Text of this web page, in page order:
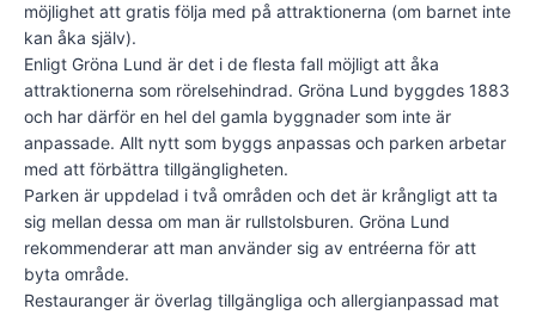
möjlighet att gratis följa med på attraktionerna (om barnet inte
kan åka själv).
Enligt Gröna Lund är det i de flesta fall möjligt att åka
attraktionerna som rörelsehindrad. Gröna Lund byggdes 1883
och har därför en hel del gamla byggnader som inte är
anpassade. Allt nytt som byggs anpassas och parken arbetar
med att förbättra tillgängligheten.
Parken är uppdelad i två områden och det är krångligt att ta
sig mellan dessa om man är rullstolsburen. Gröna Lund
rekommenderar att man använder sig av entréerna för att
byta område.
Restauranger är överlag tillgängliga och allergianpassad mat